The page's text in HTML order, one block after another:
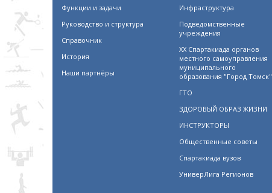
Функции и задачи
Руководство и структура
Справочник
История
Наши партнёры
Инфраструктура
Подведомственные
учреждения
XX Спартакиада органов
местного самоуправления
муниципального
образования "Город Томск"
ГТО
ЗДОРОВЫЙ ОБРАЗ ЖИЗНИ
ИНСТРУКТОРЫ
Общественные советы
Спартакиада вузов
УниверЛига Регионов